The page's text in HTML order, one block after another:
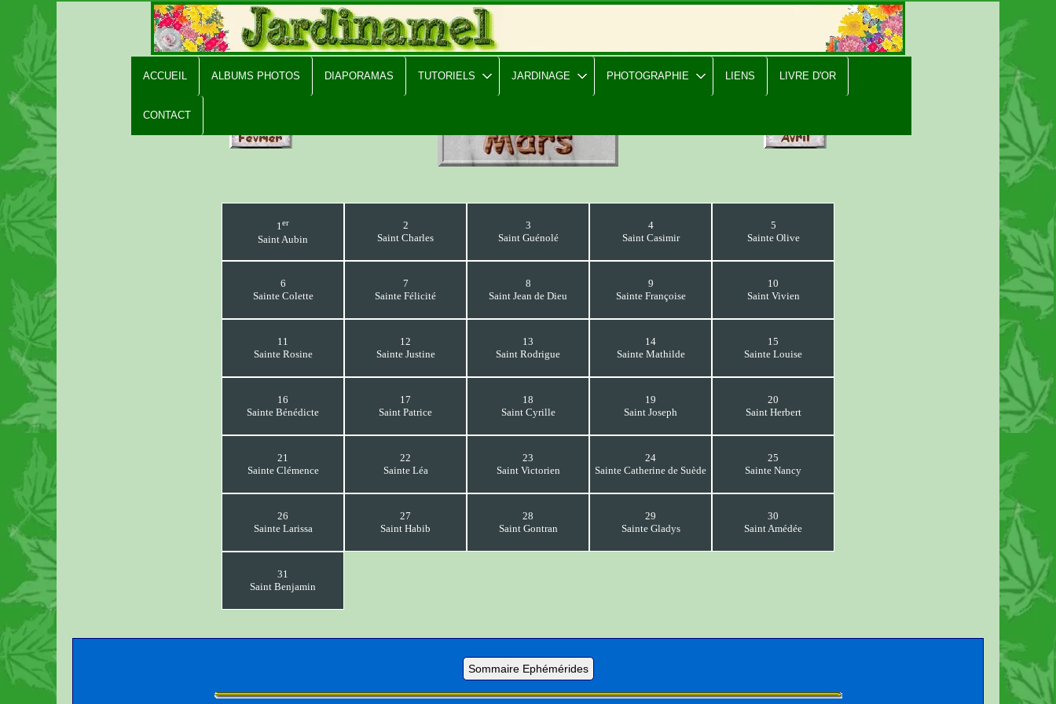
ACCUEIL ALBUMS PHOTOS DIAPORAMAS TUTORIELS JARDINAGE PHOTOGRAPHIE LIENS LIVRE D'OR
CONTACT
1er
Saint Aubin
2
Saint Charles
3
Saint Guénolé
4
Saint Casimir
5
Sainte Olive
6
Sainte Colette
7
Sainte Félicité
8
Saint Jean de Dieu
9
Sainte Françoise
10
Saint Vivien
11
Sainte Rosine
12
Sainte Justine
13
Saint Rodrigue
14
Sainte Mathilde
15
Sainte Louise
16
Sainte Bénédicte
17
Saint Patrice
18
Saint Cyrille
19
Saint Joseph
20
Saint Herbert
21
Sainte Clémence
22
Sainte Léa
23
Saint Victorien
24
Sainte Catherine de Suède
25
Sainte Nancy
26
Sainte Larissa
27
Saint Habib
28
Saint Gontran
29
Sainte Gladys
30
Saint Amédée
31
Saint Benjamin